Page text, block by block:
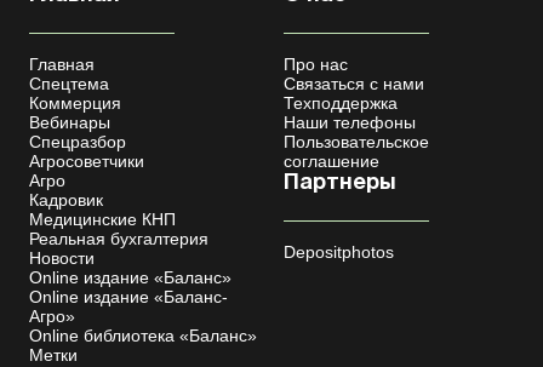
Главная
Спецтема
Коммерция
Вебинары
Спецразбор
Агросоветчики
Агро
Кадровик
Медицинские КНП
Реальная бухгалтерия
Новости
Online издание «Баланс»
Online издание «Баланс-
Агро»
Online библиотека «Баланс»
Метки
Про нас
Связаться с нами
Техподдержка
Наши телефоны
Пользовательское
соглашение
Партнеры
Depositphotos